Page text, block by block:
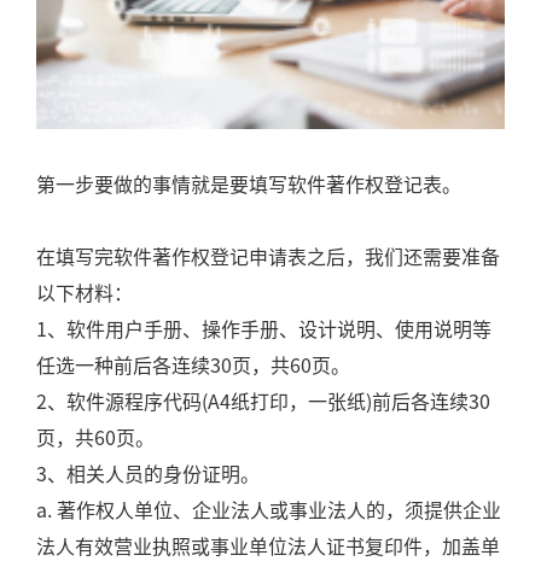
第一步要做的事情就是要填写软件著作权登记表。
在填写完软件著作权登记申请表之后，我们还需要准备
以下材料：
1、软件用户手册、操作手册、设计说明、使用说明等
任选一种前后各连续30页，共60页。
2、软件源程序代码(A4纸打印，一张纸)前后各连续30
页，共60页。
3、相关人员的身份证明。
a. 著作权人单位、企业法人或事业法人的，须提供企业
法人有效营业执照或事业单位法人证书复印件，加盖单